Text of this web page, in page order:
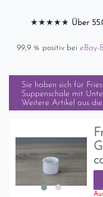
★★★★★ Über
99,9 % positiv bei eBay-
Sie haben sich für
Suppenschale mit
Weitere Artikel aus